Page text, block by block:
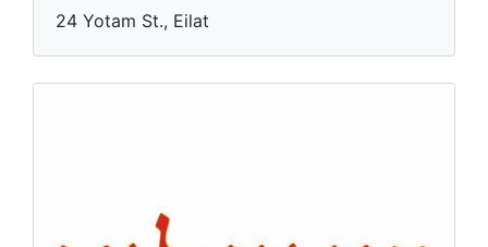
24 Yotam St., Eilat